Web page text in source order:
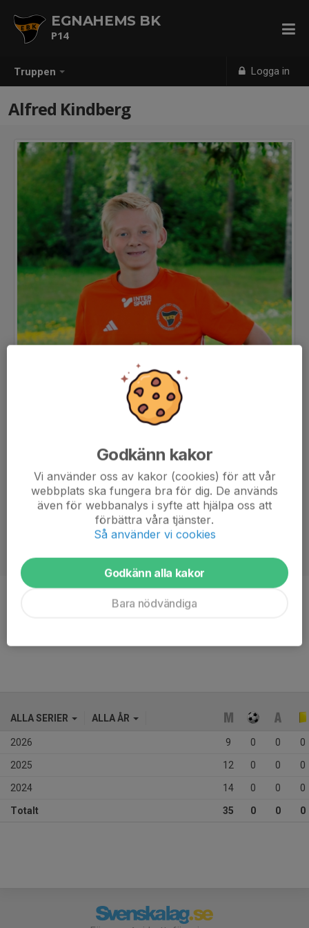
Truppen Logga in
EGNAHEMS BK
P14
Alfred Kindberg
-
ALLA SERIER ALLA ÅR
2026 9 0 0 0
2025 12 0 0 0
2024 14 0 0 0
Totalt 35 0 0 0
Godkänn kakor
Vi använder oss av kakor (cookies) för att vår
webbplats ska fungera bra för dig. De används
även för webbanalys i syfte att hjälpa oss att
förbättra våra tjänster.
Så använder vi cookies
Godkänn alla kakor
Bara nödvändiga